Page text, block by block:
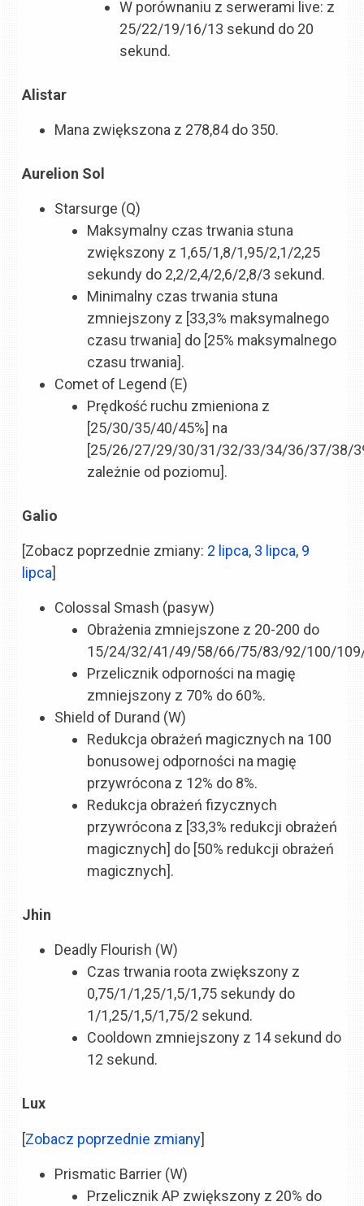
W porównaniu z serwerami live: z
25/22/19/16/13 sekund do 20
sekund.
Alistar
Mana zwiększona z 278,84 do 350.
Aurelion Sol
Starsurge (Q)
Maksymalny czas trwania stuna
zwiększony z 1,65/1,8/1,95/2,1/2,25
sekundy do 2,2/2,4/2,6/2,8/3 sekund.
Minimalny czas trwania stuna
zmniejszony z [33,3% maksymalnego
czasu trwania] do [25% maksymalnego
czasu trwania].
Comet of Legend (E)
Prędkość ruchu zmieniona z
[25/30/35/40/45%] na
[25/26/27/29/30/31/32/33/34/36/37/38/
zależnie od poziomu].
Galio
[Zobacz poprzednie zmiany: 2 lipca, 3 lipca, 9
lipca]
Colossal Smash (pasyw)
Obrażenia zmniejszone z 20-200 do
15/24/32/41/49/58/66/75/83/92/100/
Przelicznik odporności na magię
zmniejszony z 70% do 60%.
Shield of Durand (W)
Redukcja obrażeń magicznych na 100
bonusowej odporności na magię
przywrócona z 12% do 8%.
Redukcja obrażeń fizycznych
przywrócona z [33,3% redukcji obrażeń
magicznych] do [50% redukcji obrażeń
magicznych].
Jhin
Deadly Flourish (W)
Czas trwania roota zwiększony z
0,75/1/1,25/1,5/1,75 sekundy do
1/1,25/1,5/1,75/2 sekund.
Cooldown zmniejszony z 14 sekund do
12 sekund.
Lux
[Zobacz poprzednie zmiany]
Prismatic Barrier (W)
Przelicznik AP zwiększony z 20% do